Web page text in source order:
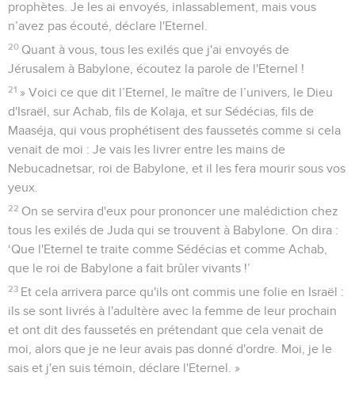
prophètes. Je les ai envoyés, inlassablement, mais vous
n’avez pas écouté, déclare l'Eternel.
20 Quant à vous, tous les exilés que j'ai envoyés de
Jérusalem à Babylone, écoutez la parole de l'Eternel !
21 » Voici ce que dit l’Eternel, le maître de l’univers, le Dieu
d'Israël, sur Achab, fils de Kolaja, et sur Sédécias, fils de
Maaséja, qui vous prophétisent des faussetés comme si cela
venait de moi : Je vais les livrer entre les mains de
Nebucadnetsar, roi de Babylone, et il les fera mourir sous vos
yeux.
22 On se servira d'eux pour prononcer une malédiction chez
tous les exilés de Juda qui se trouvent à Babylone. On dira :
‘Que l'Eternel te traite comme Sédécias et comme Achab,
que le roi de Babylone a fait brûler vivants !’
23 Et cela arrivera parce qu'ils ont commis une folie en Israël :
ils se sont livrés à l'adultère avec la femme de leur prochain
et ont dit des faussetés en prétendant que cela venait de
moi, alors que je ne leur avais pas donné d'ordre. Moi, je le
sais et j'en suis témoin, déclare l'Eternel. »